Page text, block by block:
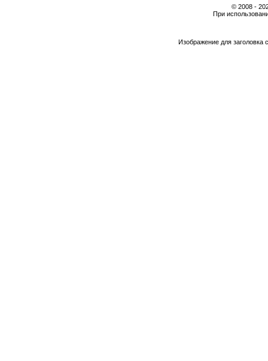
© 2008 -
При
Изображение для